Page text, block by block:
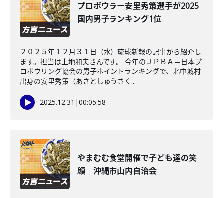
プロボウラー安里秀策選手が2025
国内男子ランキング1位
２０２５年１２月３１日（水）琉球新報の記事から紹介し
ます。担当は上地和夫さんです。 今年のＪＰＢＡ＝日本プ
ロボウリング協会の男子ポイントランキングで、北中城村
出身の安里秀策（あさとしゅうさく...
2025.12.31 |00:05:58
やまむむ食堂開催で子ども達の笑
顔 沖縄市山内自治会